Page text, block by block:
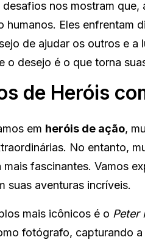
desafios nos mostram
humanos. Eles enfrentam
de ajudar os outros e a
o desejo é o que torna
de Heróis
em heróis de ação,
No entanto,
mais fascinantes. Vamos
suas aventuras incríveis.
mais icônicos é o Peter
fotógrafo, capturando